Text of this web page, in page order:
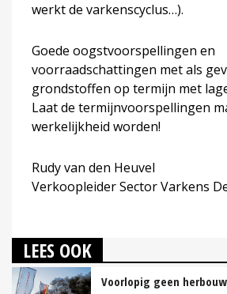
werkt de varkenscyclus…).
Goede oogstvoorspellingen en
voorraadschattingen met als
grondstoffen op termijn met
Laat de termijnvoorspellingen
werkelijkheid worden!
Rudy van den Heuvel
Verkoopleider Sector Varkens
LEES OOK
Voorlopig geen